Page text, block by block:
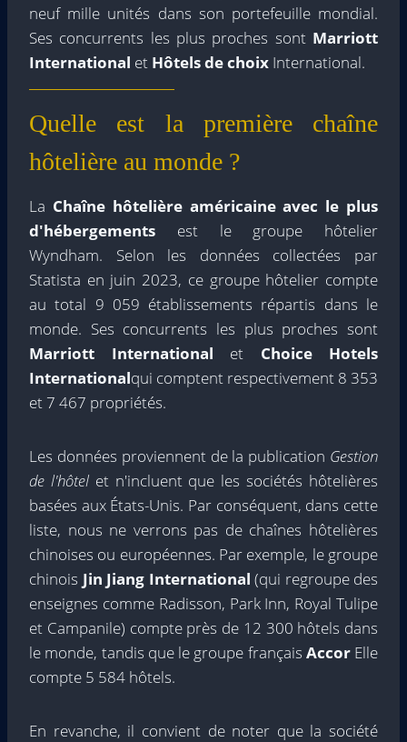
neuf mille unités dans son portefeuille mondial.
Ses concurrents les plus proches sont Marriott
International et Hôtels de choix International.
Quelle est la première chaîne
hôtelière au monde ?
La Chaîne hôtelière américaine avec le plus
d'hébergements est le groupe hôtelier
Wyndham. Selon les données collectées par
Statista en juin 2023, ce groupe hôtelier compte
au total 9 059 établissements répartis dans le
monde. Ses concurrents les plus proches sont
Marriott International et Choice Hotels
Internationalqui comptent respectivement 8 353
et 7 467 propriétés.
Les données proviennent de la publication Gestion
de l'hôtelet n'incluent que les sociétés hôtelières
basées aux États-Unis. Par conséquent, dans cette
liste, nous ne verrons pas de chaînes hôtelières
chinoises ou européennes. Par exemple, le groupe
chinois Jin Jiang International (qui regroupe des
enseignes comme Radisson, Park Inn, Royal Tulipe
et Campanile) compte près de 12 300 hôtels dans
le monde, tandis que le groupe français AccorElle
compte 5 584 hôtels.
En revanche, il convient de noter que la société